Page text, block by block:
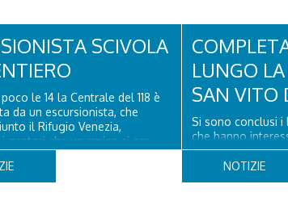
SCIVOLA
le 14 la Centrale del 118 è
da un escursionista, che
il Rifugio Venezia,
gestori che un amico si era
del Soccorso alpino di San
ha quindi raggiunto
LUNGO
SAN VITO
Si sono conclusi
che hanno
lunga via delel
Cadore, con il
pavimentazione
NOTIZIE